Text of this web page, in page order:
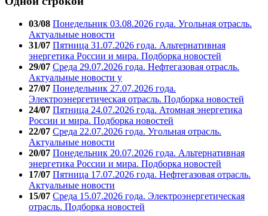
03/08 Понедельник 03.08.2026 года. Угольная отрасль.
Актуальные новости
31/07 Пятница 31.07.2026 года. Альтернативная
энергетика России и мира. Подборка новостей
29/07 Среда 29.07.2026 года. Нефтегазовая отрасль.
Актуальные новости у
27/07 Понедельник 27.07.2026 года.
Электроэнергетическая отрасль. Подборка новостей
24/07 Пятница 24.07.2026 года. Атомная энергетика
России и мира. Подборка новостей
22/07 Среда 22.07.2026 года. Угольная отрасль.
Актуальные новости
20/07 Понедельник 20.07.2026 года. Альтернативная
энергетика России и мира. Подборка новостей
17/07 Пятница 17.07.2026 года. Нефтегазовая отрасль.
Актуальные новости
15/07 Среда 15.07.2026 года. Электроэнергетическая
отрасль. Подборка новостей